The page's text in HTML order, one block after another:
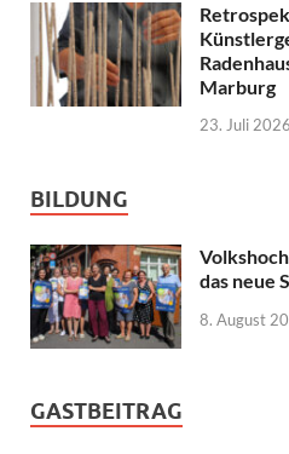
Marburg
23. Juli 2026
BILDUNG
das neue
8. August
GASTBEITRAG